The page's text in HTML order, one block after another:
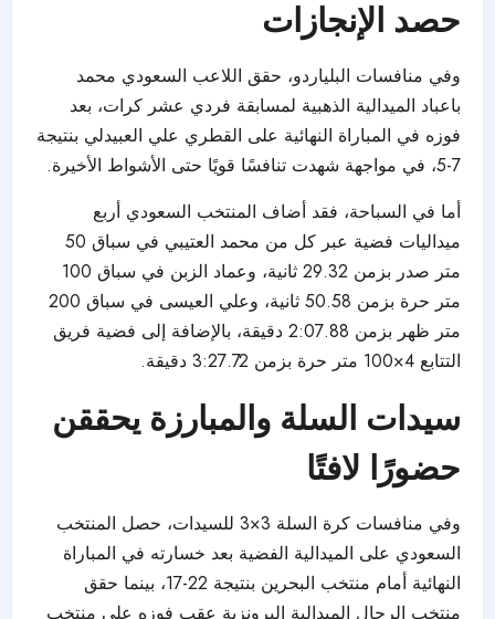
حصد الإنجازات
وفي منافسات البلياردو، حقق اللاعب السعودي محمد
باعباد الميدالية الذهبية لمسابقة فردي عشر كرات، بعد
فوزه في المباراة النهائية على القطري علي العبيدلي بنتيجة
7-5، في مواجهة شهدت تنافسًا قويًا حتى الأشواط الأخيرة.
أما في السباحة، فقد أضاف المنتخب السعودي أربع
ميداليات فضية عبر كل من محمد العتيبي في سباق 50
متر صدر بزمن 29.32 ثانية، وعماد الزبن في سباق 100
متر حرة بزمن 50.58 ثانية، وعلي العيسى في سباق 200
متر ظهر بزمن 2:07.88 دقيقة، بالإضافة إلى فضية فريق
التتابع 4×100 متر حرة بزمن 3:27.72 دقيقة.
سيدات السلة والمبارزة يحققن
حضورًا لافتًا
وفي منافسات كرة السلة 3×3 للسيدات، حصل المنتخب
السعودي على الميدالية الفضية بعد خسارته في المباراة
النهائية أمام منتخب البحرين بنتيجة 22-17، بينما حقق
منتخب الرجال الميدالية البرونزية عقب فوزه على منتخب